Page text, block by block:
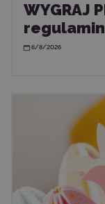
WYGRAJ
regulamin
6/8/2026